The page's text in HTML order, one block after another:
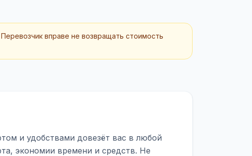
вправе не возвращать стоимость
и удобствами довезёт вас в любой
экономии времени и средств. Не